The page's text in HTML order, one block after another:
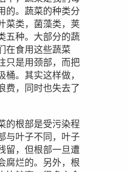
的。蔬菜的种类分
菜类，菌藻类，荚
五种。大部分的蔬
在食用这些蔬菜
只是用颈部，而把
桶。其实这样做，
费，同时也失去了
的根部是受污染程
与叶子不同，叶子
留，但根部一旦遭
腐烂的。另外，根